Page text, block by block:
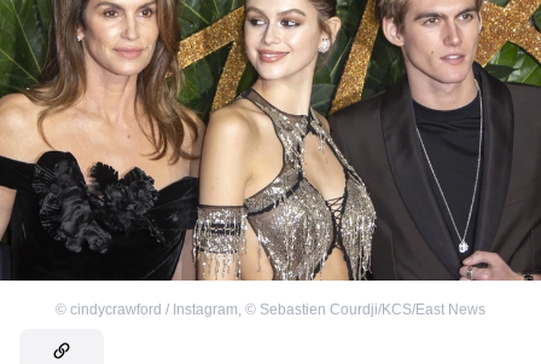
© cindycrawford / Instagram, © Sebastien Courdji/KCS/East News